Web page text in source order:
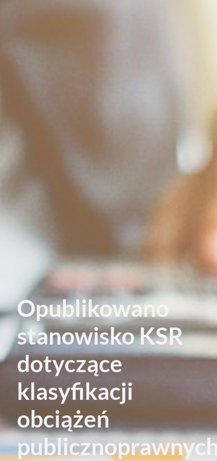
Opublikowano
stanowisko KSR
dotyczące
klasyfikacji
obciążeń